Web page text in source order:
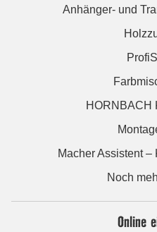
Anhänger- und
HORNBACH
Macher Assistent –
Noch
Online